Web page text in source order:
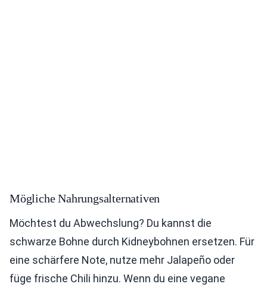
Mögliche Nahrungsalternativen
Möchtest du Abwechslung? Du kannst die
schwarze Bohne durch Kidneybohnen ersetzen. Für
eine schärfere Note, nutze mehr Jalapeño oder
füge frische Chili hinzu. Wenn du eine vegane